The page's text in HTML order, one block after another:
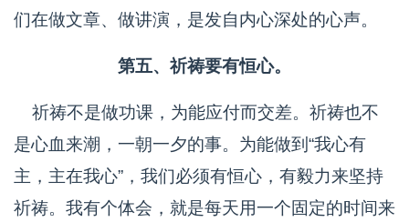
们在做文章、做讲演，是发自内心深处的心声。
第五、祈祷要有恒心。
祈祷不是做功课，为能应付而交差。祈祷也不
是心血来潮，一朝一夕的事。为能做到“我心有
主，主在我心”，我们必须有恒心，有毅力来坚持
祈祷。我有个体会，就是每天用一个固定的时间来